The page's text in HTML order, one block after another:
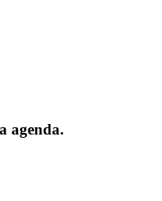
agenda.